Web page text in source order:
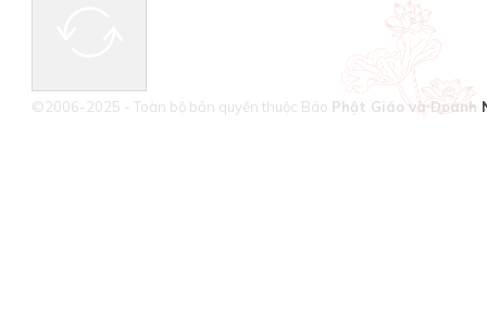
©2006-2025 - Toàn bộ bản quyền thuộc Báo Phật Giáo và Doanh